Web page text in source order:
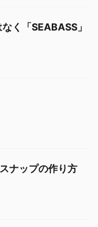
く「SEABASS」
ナップの作り方